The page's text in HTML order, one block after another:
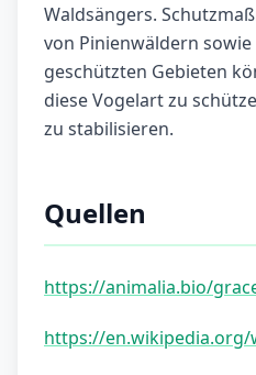
Waldsängers.
von Pinienwäldern
geschützten Gebieten
diese Vogelart zu
zu stabilisieren.
Quellen
https://animalia.bio/
https://en.wikipedia.org/